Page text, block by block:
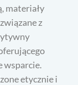
materiały
z
wsparcie.
etycznie i